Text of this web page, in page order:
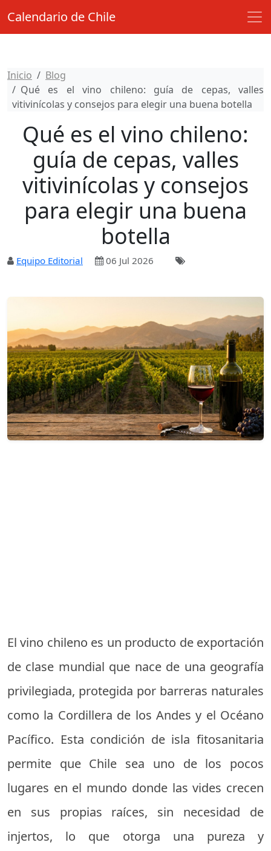
Calendario de Chile
Inicio
Blog
Qué es el vino chileno: guía de cepas, valles
vitivinícolas y consejos para elegir una buena botella
Qué es el vino chileno:
guía de cepas, valles
vitivinícolas y consejos
para elegir una buena
botella
Equipo Editorial 06 Jul 2026
El vino chileno es un producto de exportación
de clase mundial que nace de una geografía
privilegiada, protegida por barreras naturales
como la Cordillera de los Andes y el Océano
Pacífico. Esta condición de isla fitosanitaria
permite que Chile sea uno de los pocos
lugares en el mundo donde las vides crecen
en sus propias raíces, sin necesidad de
injertos, lo que otorga una pureza y